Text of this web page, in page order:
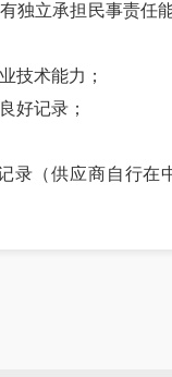
独立承担民事责任
技术能力；
好记录；
录（供应商自行在